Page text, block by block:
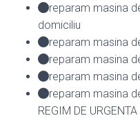
reparam masina
domiciliu
reparam masina
reparam masina
reparam masina
reparam masina
REGIM DE URGENTA